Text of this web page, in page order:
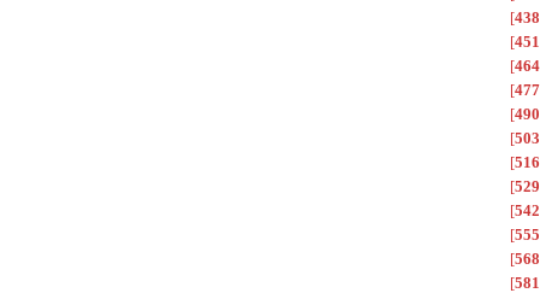
[438
[451
[464
[477
[490
[503
[516
[529
[542
[555
[568
[581